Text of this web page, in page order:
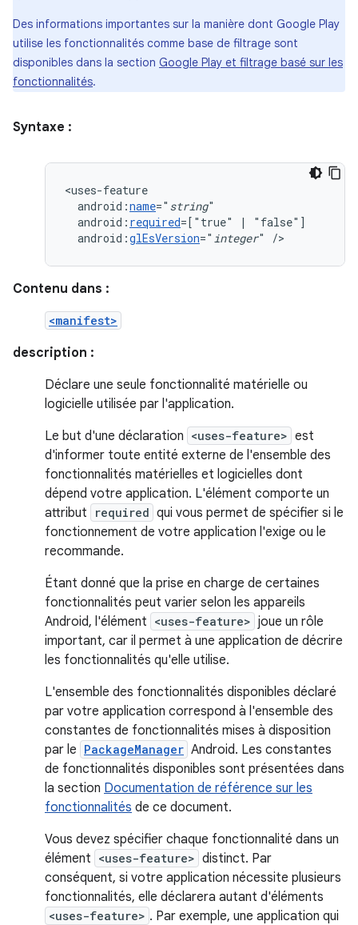
Des informations importantes sur la manière dont Google Play
utilise les fonctionnalités comme base de filtrage sont
disponibles dans la section Google Play et filtrage basé sur les
fonctionnalités.
Syntaxe :
android:name=" string
android: required=["true" |
android:glEsVersion=" integer" />
Contenu dans :
<manifest>
description :
Déclare une seule fonctionnalité matérielle ou
logicielle utilisée par l'application.
Le but d'une déclaration <uses-feature> est
d'informer toute entité externe de l'ensemble des
fonctionnalités matérielles et logicielles dont
dépend votre application. L'élément comporte un
attribut
required qui vous permet de spécifier si le
fonctionnement de votre application l'exige ou le
recommande.
Étant donné que la prise en charge de certaines
fonctionnalités peut varier selon les appareils
Android, l'élément <uses-feature> joue un rôle
important, car il permet à une application de décrire
les fonctionnalités qu'elle utilise.
L'ensemble des fonctionnalités disponibles déclaré
par votre application correspond à l'ensemble des
constantes de fonctionnalités mises à disposition
par le PackageManager Android. Les constantes
de fonctionnalités disponibles sont présentées dans
la section Documentation de référence sur les
fonctionnalités de ce document.
Vous devez spécifier chaque fonctionnalité dans un
élément <uses-feature> distinct. Par
conséquent, si votre application nécessite plusieurs
fonctionnalités, elle déclarera autant d'éléments
<uses-feature> . Par exemple, une application qui